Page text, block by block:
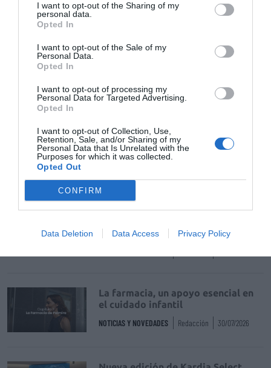
I want to opt-out of the Sharing of my
personal data.
Opted In
I want to opt-out of the Sale of my
Personal Data.
Opted In
I want to opt-out of processing my
Personal Data for Targeted Advertising.
Opted In
I want to opt-out of Collection, Use,
Retention, Sale, and/or Sharing of my
Personal Data that Is Unrelated with the
Purposes for which it was collected.
Opted Out
CONFIRM
Data Deletion Data Access Privacy Policy
complementos alimenticios
levadura de cerveza germen de trigo
Destacados
La venta online de medicamentos
de uso humano: seguridad y
trazabilidad
Récord de comunicaciones para el
Farmacéutico de Oviedo
La farmacia, un apoyo esencial en
el cuidado infantil
NOTICIAS Y NOVEDADES Redacción 30/07/2026